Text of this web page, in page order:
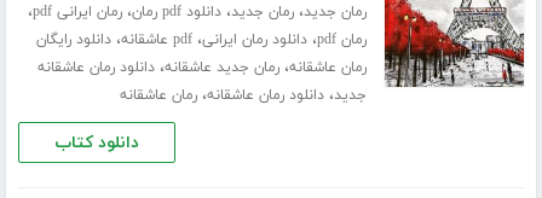
رمان جدید،رمان جدید،دانلود pdf رمان ،رمان ایرانی pdf ،
رمان pdf ،دانلود رمان ایرانی،pdf عاشقانه ،دانلود رایگان
رمان عاشقانه،رمان جدید عاشقانه،دانلود رمان عاشقانه
جدید،دانلود رمان عاشقانه،رمان عاشقانه
دانلود کتاب